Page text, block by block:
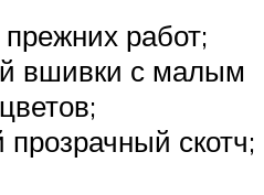
работ;
вшивки с малым
прозрачный скотч;